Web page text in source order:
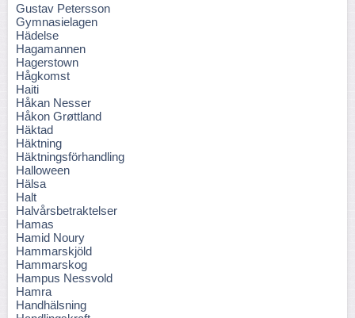
Gustav Petersson
Gymnasielagen
Hädelse
Hagamannen
Hagerstown
Hågkomst
Haiti
Håkan Nesser
Håkon Grøttland
Häktad
Häktning
Häktningsförhandling
Halloween
Hälsa
Halt
Halvårsbetraktelser
Hamas
Hamid Noury
Hammarskjöld
Hammarskog
Hampus Nessvold
Hamra
Handhälsning